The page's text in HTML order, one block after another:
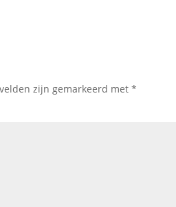
zijn gemarkeerd met*